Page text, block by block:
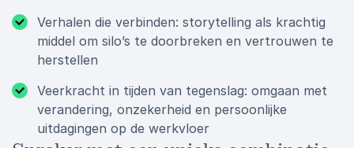
Verhalen die verbinden: storytelling als krachtig
middel om silo’s te doorbreken en vertrouwen te
herstellen
Veerkracht in tijden van tegenslag: omgaan met
verandering, onzekerheid en persoonlijke
uitdagingen op de werkvloer